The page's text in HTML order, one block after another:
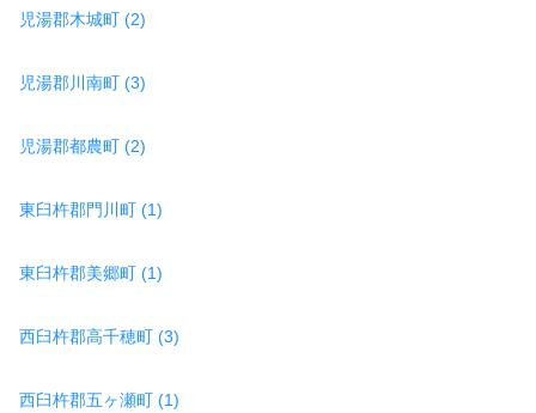
児湯郡木城町 (2)
児湯郡川南町 (3)
児湯郡都農町 (2)
東臼杵郡門川町 (1)
東臼杵郡美郷町 (1)
西臼杵郡高千穂町 (3)
西臼杵郡五ヶ瀬町 (1)